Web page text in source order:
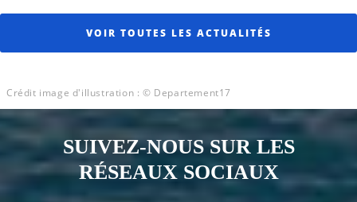
VOIR TOUTES LES ACTUALITÉS
Crédit image d'illustration : © Departement17
SUIVEZ-NOUS SUR LES
RÉSEAUX SOCIAUX